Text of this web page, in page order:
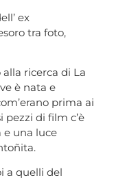
ex
tra foto,
ricerca di La
è nata e
prima ai
pezzi di film c’è
una luce
a quelli del